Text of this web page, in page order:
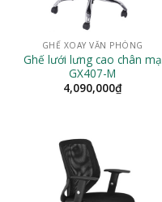
GHẾ XOAY VĂN PHÒNG
Ghế lưới lưng cao chân mạ
GX407-M
4,090,000₫